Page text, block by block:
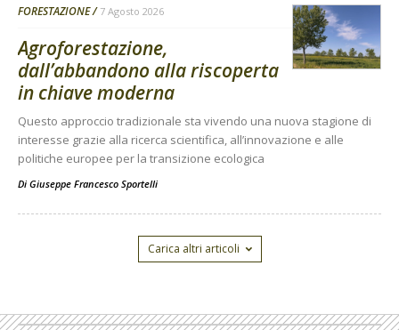
FORESTAZIONE 7 Agosto 2026
Agroforestazione,
dall’abbandono alla riscoperta
in chiave moderna
Questo approccio tradizionale sta vivendo una nuova stagione di
interesse grazie alla ricerca scientifica, all’innovazione e alle
politiche europee per la transizione ecologica
Di Giuseppe Francesco Sportelli
Carica altri articoli